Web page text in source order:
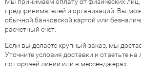
предпринимателей и организаций. Вы
обычной банковской картой или
расчетный счет.
Если вы делаете крупный заказ, мы
Уточните условия доставки и ответьте
по горячей линии или в мессенджерах.